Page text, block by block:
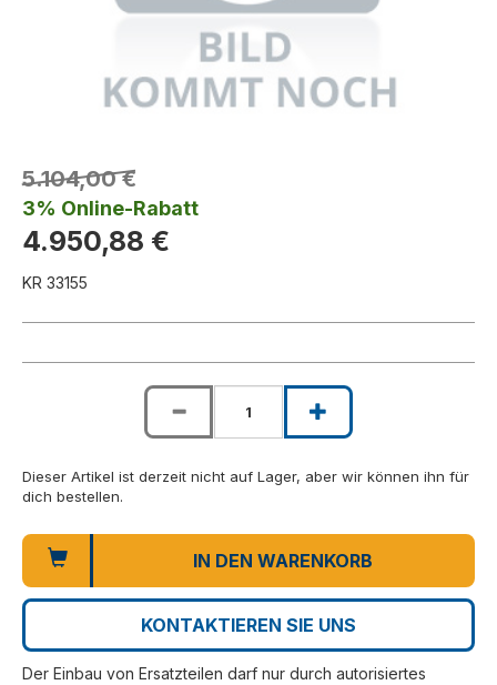
5.104,00 €
3% Online-Rabatt
4.950,88 €
KR 33155
Dieser Artikel ist derzeit nicht auf Lager, aber wir können ihn für
dich bestellen.
IN DEN WARENKORB
KONTAKTIEREN SIE UNS
Der Einbau von Ersatzteilen darf nur durch autorisiertes